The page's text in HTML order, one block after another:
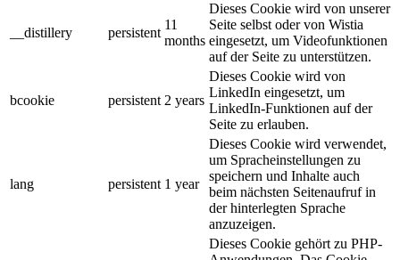
__distillery persistent
11
months
Dieses Cookie wird von unserer
Seite selbst oder von Wistia
eingesetzt, um Videofunktionen
auf der Seite zu unterstützen.
bcookie persistent 2 years
Dieses Cookie wird von
LinkedIn eingesetzt, um
LinkedIn-Funktionen auf der
Seite zu erlauben.
lang persistent 1 year
Dieses Cookie wird verwendet,
um Spracheinstellungen zu
speichern und Inhalte auch
beim nächsten Seitenaufruf in
der hinterlegten Sprache
anzuzeigen.
Dieses Cookie gehört zu PHP-